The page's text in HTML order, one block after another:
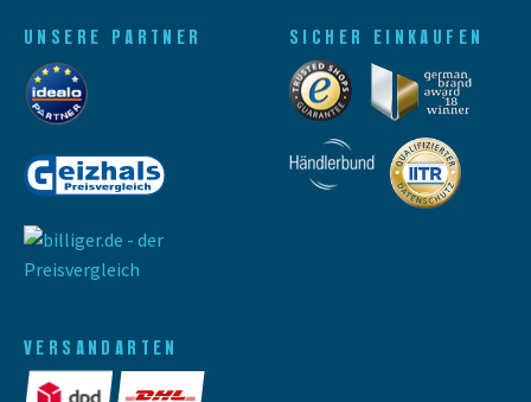
VERSANDARTEN
UNSERE PARTNER SICHER EINKAUFEN